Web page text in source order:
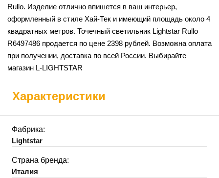
Rullo. Изделие отлично впишется в ваш интерьер,
оформленный в стиле Хай-Тек и имеющий площадь около 4
квадратных метров. Точечный светильник Lightstar Rullo
R6497486 продается по цене 2398 рублей. Возможна оплата
при получении, доставка по всей России. Выбирайте
магазин L-LIGHTSTAR
Характеристики
Фабрика:
Lightstar
Страна бренда:
Италия